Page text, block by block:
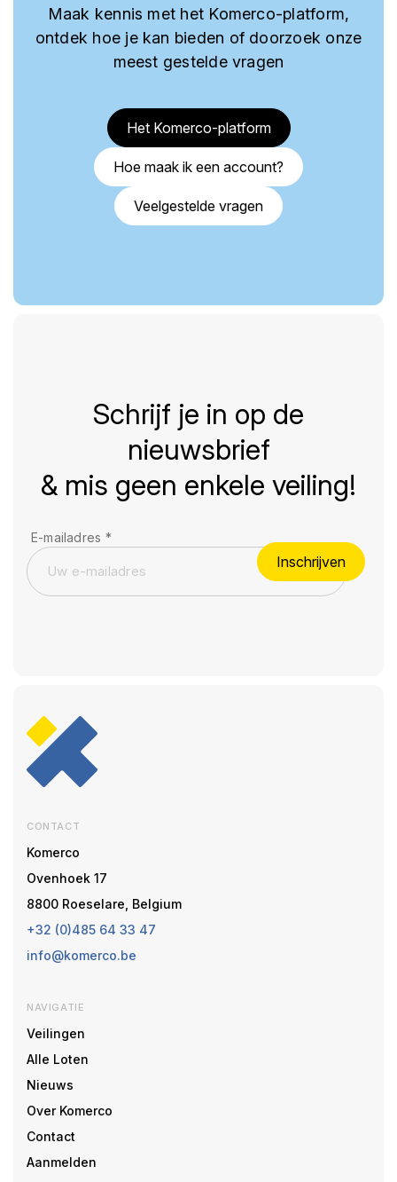
Maak kennis met het Komerco-platform,
ontdek hoe je kan bieden of doorzoek onze
meest gestelde vragen
Het Komerco-platform
Hoe maak ik een account?
Veelgestelde vragen
Schrijf je in op de
nieuwsbrief
& mis geen enkele veiling!
E-mailadres *
Inschrijven
CONTACT
Komerco
Ovenhoek 17
8800 Roeselare, Belgium
+32 (0)485 64 33 47
info@komerco.be
NAVIGATIE
Veilingen
Alle Loten
Nieuws
Over Komerco
Contact
Aanmelden